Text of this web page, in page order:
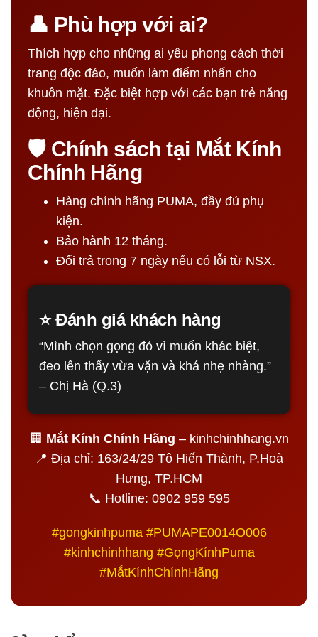
👤 Phù hợp với ai?
Thích hợp cho những ai yêu phong cách thời
trang độc đáo, muốn làm điểm nhấn cho
khuôn mặt. Đặc biệt hợp với các bạn trẻ năng
động, hiện đại.
🛡️ Chính sách tại Mắt Kính
Chính Hãng
Hàng chính hãng PUMA, đầy đủ phụ
kiện.
Bảo hành 12 tháng.
Đổi trả trong 7 ngày nếu có lỗi từ NSX.
⭐ Đánh giá khách hàng
“Mình chọn gọng đỏ vì muốn khác biệt,
đeo lên thấy vừa vặn và khá nhẹ nhàng.”
– Chị Hà (Q.3)
🏢 Mắt Kính Chính Hãng – kinhchinhhang.vn
📍 Địa chỉ: 163/24/29 Tô Hiến Thành, P.Hoà
Hưng, TP.HCM
📞 Hotline: 0902 959 595
#gongkinhpuma #PUMAPE0014O006
#kinhchinhhang #GọngKínhPuma
#MắtKínhChínhHãng